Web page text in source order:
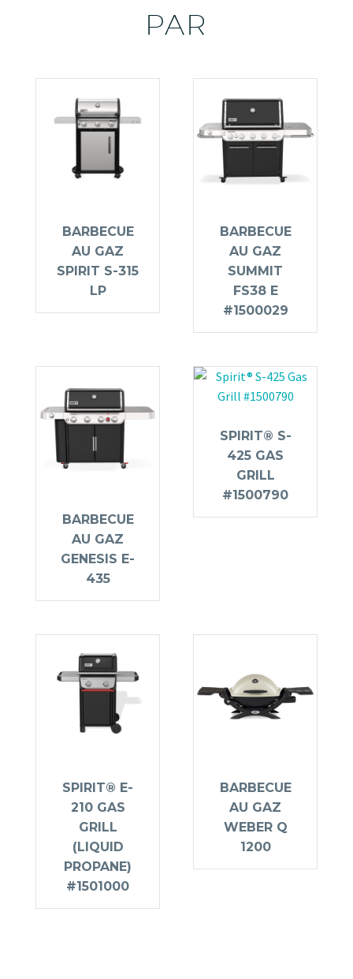
PAR
BARBECUE
AU GAZ
SPIRIT S-315
LP
BARBECUE
AU GAZ
SUMMIT
FS38 E
#1500029
BARBECUE
AU GAZ
GENESIS E-
435
SPIRIT® S-
425 GAS
GRILL
#1500790
SPIRIT® E-
210 GAS
GRILL
(LIQUID
PROPANE)
#1501000
BARBECUE
AU GAZ
WEBER Q
1200